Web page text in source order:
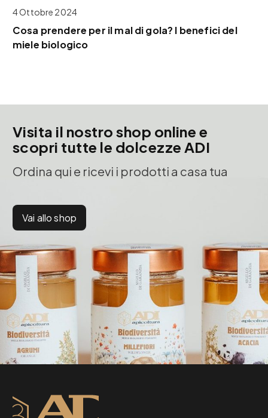
4 Ottobre 2024
Cosa prendere per il mal di gola? I benefici del
miele biologico
Visita il nostro shop online e
scopri tutte le dolcezze ADI
Ordina qui e ricevi i prodotti a casa tua
Vai allo shop